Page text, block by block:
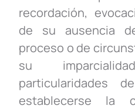
recordación,
de su ausencia
proceso o de
su
particularidades
establecerse la